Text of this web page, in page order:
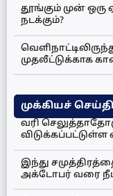
தூங்கும் முன்
நடக்கும்?
முதலீட்டுக்காக
முக்கியச்
வரி
விடுக்கப்பட்டுள்ள
இந்து
அக்டோபர் வரை